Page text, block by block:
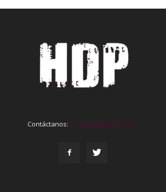
Contáctanos: contact@yoursite.com